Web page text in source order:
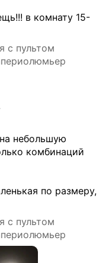
в комнату 15-
с пультом
небольшую
комбинаций
по размеру,
с пультом